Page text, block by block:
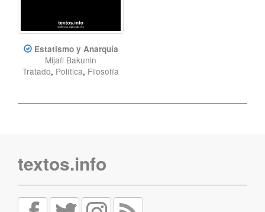
Estatismo y Anarquía
Mijaíl Bakunin
Tratado, Política, Filosofía
textos.info